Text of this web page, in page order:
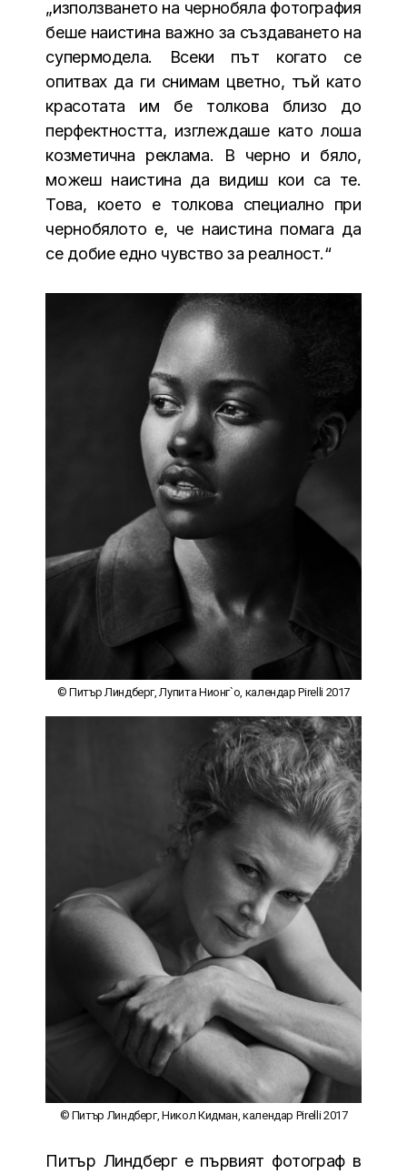
„използването на чернобяла фотография
беше наистина важно за създаването на
супермодела. Всеки път когато се
опитвах да ги снимам цветно, тъй като
красотата им бе толкова близо до
перфектността, изглеждаше като лоша
козметична реклама. В черно и бяло,
можеш наистина да видиш кои са те.
Това, което е толкова специално при
чернобялото е, че наистина помага да
се добие едно чувство за реалност.“
© Питър Линдберг, Лупита Нионг`о, календар Pirelli 2017
© Питър Линдберг, Никол Кидман, календар Pirelli 2017
Питър Линдберг е първият фотограф в